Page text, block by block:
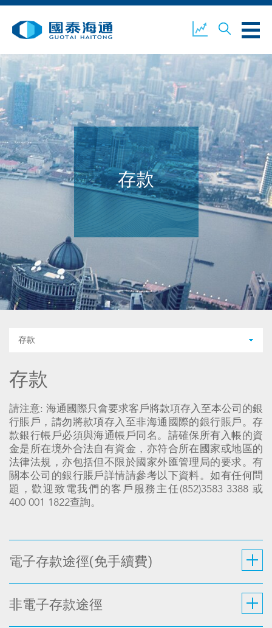
業務概覽 公司新聞
環境、社會及企業管治 國泰海通證券 聯絡我們
存款
存款
存款
請注意: 海通國際只會要求客戶將款項存入至本公司的銀
行賬戶，請勿將款項存入至非海通國際的銀行賬戶。存
款銀行帳戶必須與海通帳戶同名。請確保所有入帳的資
金是所在境外合法自有資金，亦符合所在國家或地區的
法律法規，亦包括但不限於國家外匯管理局的要求。有
關本公司的銀行賬戶詳情請參考以下資料。如有任何問
題，歡迎致電我們的客戶服務主任(852)3583 3388 或
400 001 1822查詢。
電子存款途徑(免手續費)
非電子存款途徑